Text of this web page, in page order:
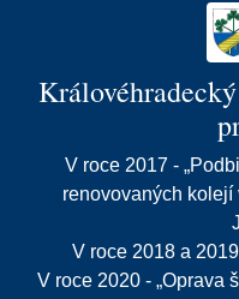
V roce 2017 -
renovovaných
V roce 2018 a
V roce 2020 - „Oprava